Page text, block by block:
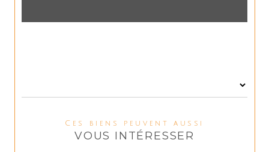
Ces biens peuvent aussi
VOUS INTÉRESSER